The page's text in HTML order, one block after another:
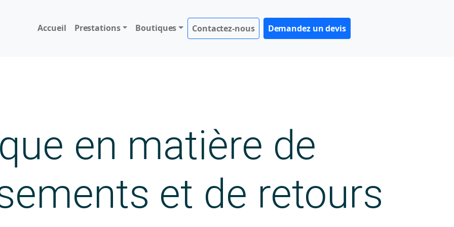
Accueil Prestations Boutiques Contactez-nous Demandez un devis
en matière de
et de retours